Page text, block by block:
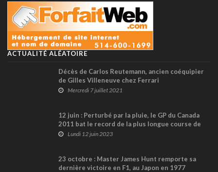
ACTUALITÉ ALÉATOIRE
Décès de Carlos Reutemann, ancien coéquipier
de Gilles Villeneuve chez Ferrari
Mercredi 7 juillet 2021
12 juin : Perturbé par la pluie, le GP du Canada
2011 bat le record de la plus longue course de
F1 !Lundi 12 juin 2023
23 octobre : Master James Hunt remporte sa
dernière victoire en F1, au Japon en 1977